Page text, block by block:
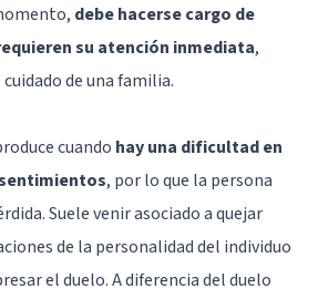
debe hacerse cargo de
su atención inmediata,
de una familia.
cuando hay una dificultad en
, por lo que la persona
Suele venir asociado a quejar
de la personalidad del individuo
el duelo. A diferencia del duelo